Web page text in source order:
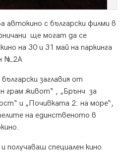
автокино с български филми в
ще могат да се
на 30 и 31 май на паркинга
№2А
заглавия от
грам живот“ , „Брънч за
и „Почивката 2: на море“,
на единственото в
получаваш специален кино